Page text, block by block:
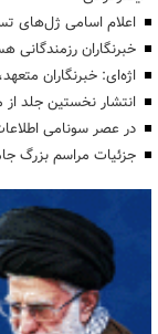
اعلام اسامی ژل‌های
خبرنگاران
اژه‌ای: خبرنگاران
انتشار نخستین جلد
در عصر سونامی
جزئیات مراسم بزرگ